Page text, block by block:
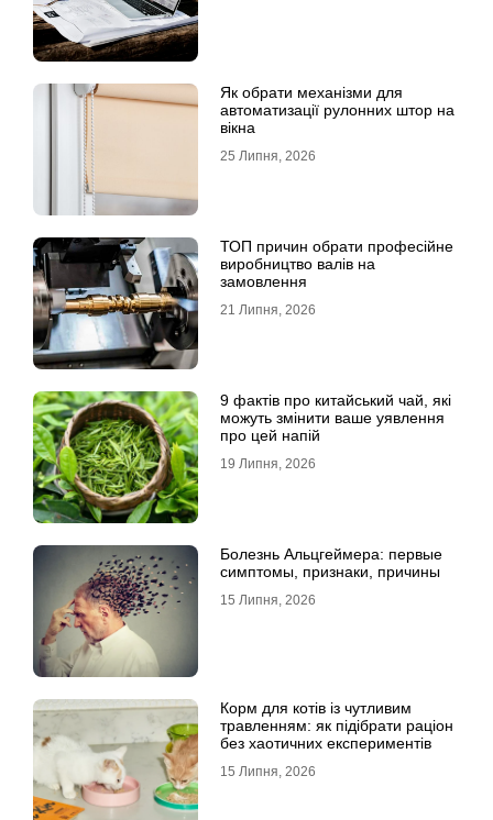
Як обрати механізми для
автоматизації рулонних штор на
вікна
25 Липня, 2026
ТОП причин обрати професійне
виробництво валів на
замовлення
21 Липня, 2026
9 фактів про китайський чай, які
можуть змінити ваше уявлення
про цей напій
19 Липня, 2026
Болезнь Альцгеймера: первые
симптомы, признаки, причины
15 Липня, 2026
Корм для котів із чутливим
травленням: як підібрати раціон
без хаотичних експериментів
15 Липня, 2026